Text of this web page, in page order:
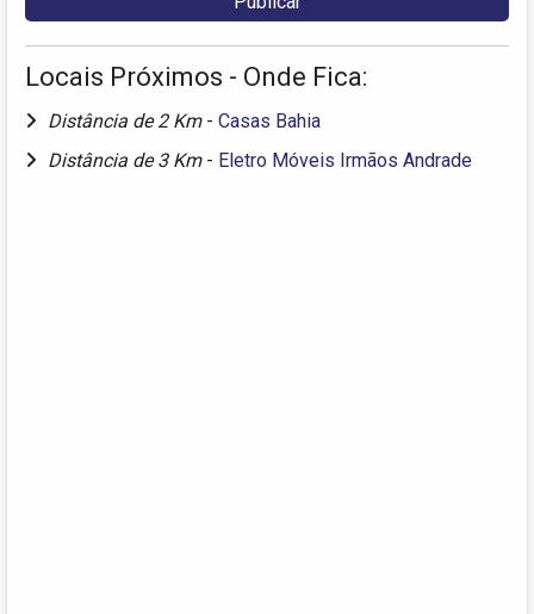
Locais Próximos - Onde Fica:
Distância de 2 Km - Casas Bahia
Distância de 3 Km - Eletro Móveis Irmãos Andrade